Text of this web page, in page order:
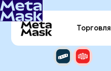
Торговля